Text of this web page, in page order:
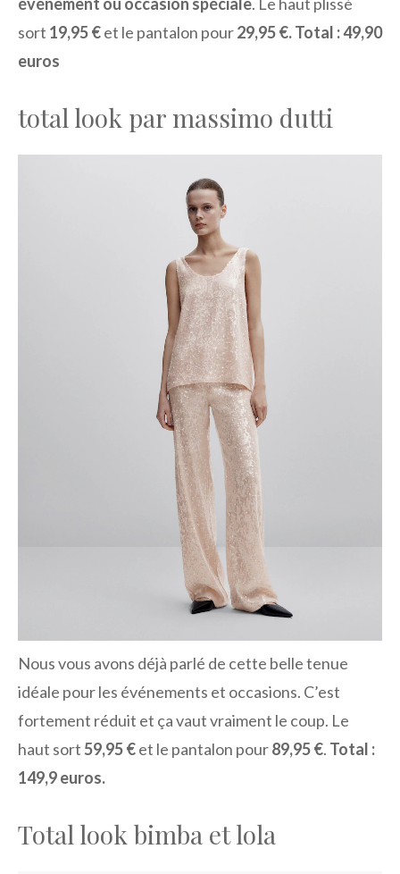
sort 19,95 €et le pantalon pour29,95 €.Total : 49,90
euros
total look par massimo dutti
Nous vous avons déjà parlé de cette belle tenue
idéale pour les événements et occasions. C’est
fortement réduit et ça vaut vraiment le coup. Le
haut sort59,95 €et le pantalon pour89,95 €. Total :
149,9 euros.
Total look bimba et lola